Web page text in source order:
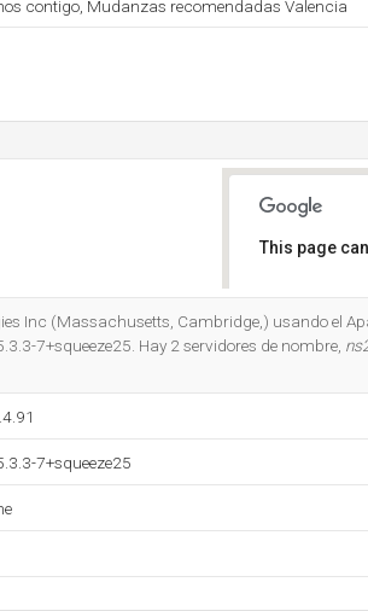
contigo, Mudanzas recomendadas Valencia
This page
Inc (Massachusetts, Cambridge,) usando el
7+squeeze25. Hay 2 servidores de nombre,
7+squeeze25